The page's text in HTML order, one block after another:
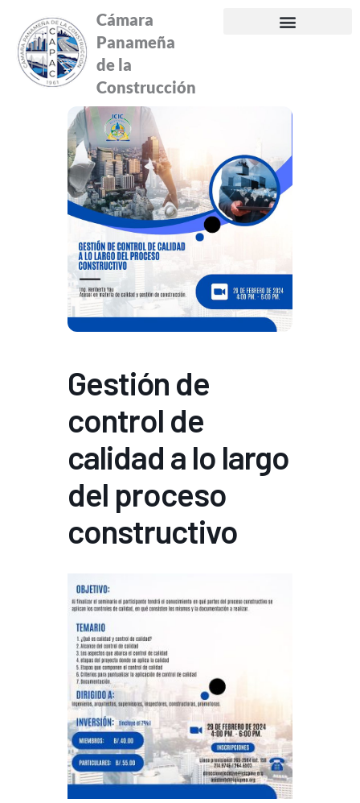
contenido
Cámara
Panameña
de la
Construcción
Gestión de
control de
calidad a lo largo
del proceso
constructivo